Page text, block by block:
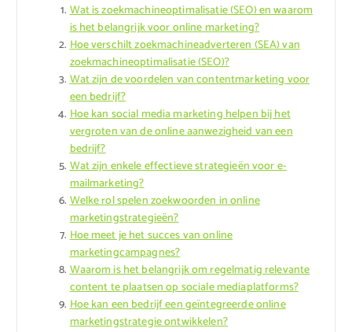
Wat is zoekmachineoptimalisatie (SEO) en waarom
is het belangrijk voor online marketing?
Hoe verschilt zoekmachineadverteren (SEA) van
zoekmachineoptimalisatie (SEO)?
Wat zijn de voordelen van contentmarketing voor
een bedrijf?
Hoe kan social media marketing helpen bij het
vergroten van de online aanwezigheid van een
bedrijf?
Wat zijn enkele effectieve strategieën voor e-
mailmarketing?
Welke rol spelen zoekwoorden in online
marketingstrategieën?
Hoe meet je het succes van online
marketingcampagnes?
Waarom is het belangrijk om regelmatig relevante
content te plaatsen op sociale mediaplatforms?
Hoe kan een bedrijf een geïntegreerde online
marketingstrategie ontwikkelen?